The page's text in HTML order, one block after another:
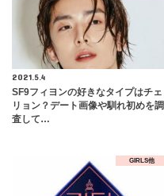
2021.5.4
SF9フィヨンの好きなタイプはチェ
リョン？デート画像や馴れ初めを調
査して…
GIRLS他